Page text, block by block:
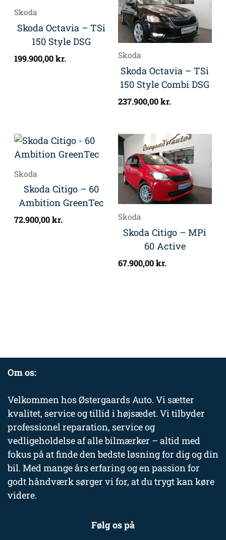
Skoda
Skoda Octavia – TSi
150 Style DSG
199.900,00kr. Skoda
Skoda Octavia – TSi
150 Style Combi DSG
237.900,00kr.
Skoda
Skoda Citigo – 60
Ambition GreenTec
72.900,00kr. Skoda
Skoda Citigo – MPi
60 Active
67.900,00kr.
Om os:
Velkommen hos Østergaards Auto. Vi sætter
kvalitet, service og tillid i højsædet. Vi tilbyder
professionel reparation, service og
vedligeholdelse af alle bilmærker – altid med
fokus på at finde den bedste løsning for dig og din
bil. Med mange års erfaring og en passion for
godt håndværk sørger vi for, at du trygt kan køre
videre.
Følg os på